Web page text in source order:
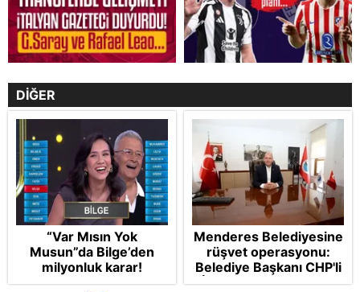
DİĞER
“Var Mısın Yok
Musun”da Bilge’den
milyonluk karar!
Menderes Belediyesine
rüşvet operasyonu:
Belediye Başkanı CHP'li
İlkay Çiçek tutuklandı